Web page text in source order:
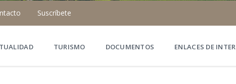
Suscríbete
TURISMO DOCUMENTOS ENLACES DE